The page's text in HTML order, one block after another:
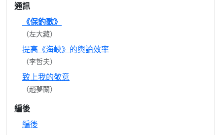
通訊
《保釣歌》
（左大藏）
提高《海峽》的輿論效率
（李哲夫）
致上我的敬意
（趙夢蘭）
編後
編後